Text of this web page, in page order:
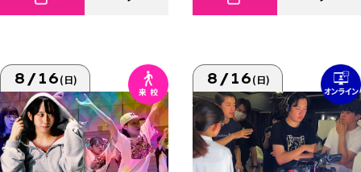
8/16(日) 8/16(日)